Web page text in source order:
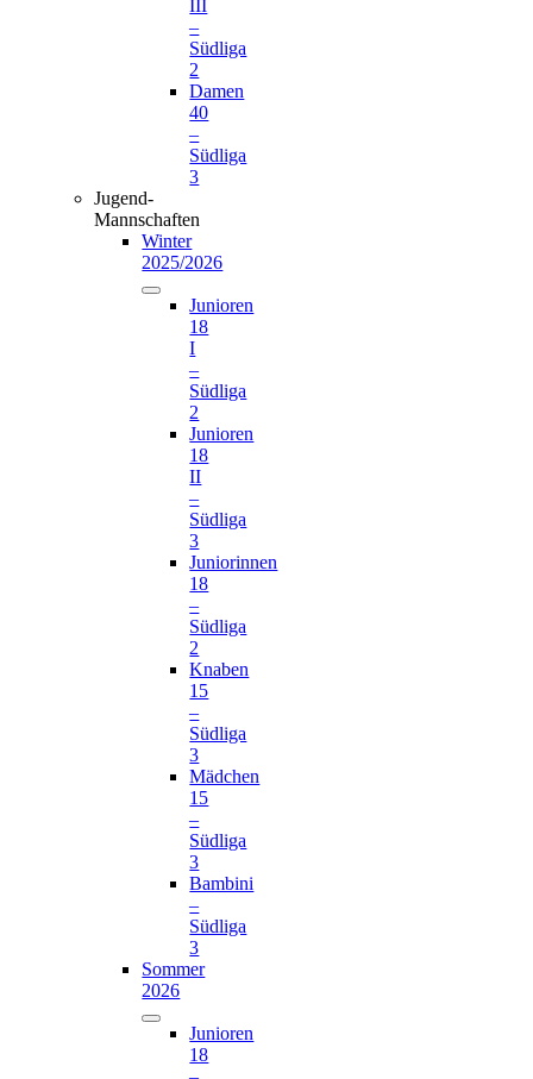
III
–
Südliga
2
Damen
40
–
Südliga
3
Jugend-
Mannschaften
Winter
2025/2026
Junioren
18
I
–
Südliga
2
Junioren
18
II
–
Südliga
3
Juniorinnen
18
–
Südliga
2
Knaben
15
–
Südliga
3
Mädchen
15
–
Südliga
3
Bambini
–
Südliga
3
Sommer
2026
Junioren
18